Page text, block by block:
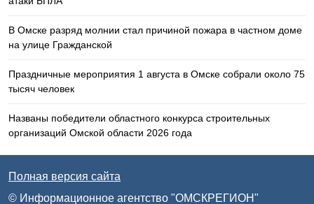
В Омске разряд молнии стал причиной пожара в частном доме
на улице Гражданской
Праздничные мероприятия 1 августа в Омске собрали около 75
тысяч человек
Названы победители областного конкурса строительных
организаций Омской области 2026 года
Полная версия сайта
© Информационное агентство "ОМСКРЕГИОН"